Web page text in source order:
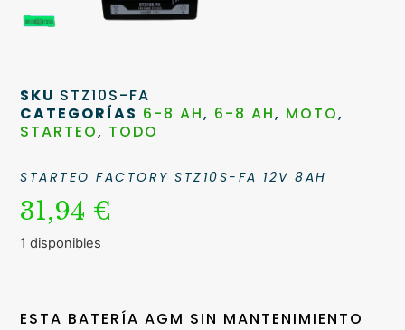
SKU STZ10S-FA
CATEGORÍAS 6-8 AH, 6-8 AH, MOTO,
STARTEO, TODO
STARTEO FACTORY STZ10S-FA 12V 8AH
31,94 €
1 disponibles
ESTA BATERÍA AGM SIN MANTENIMIENTO